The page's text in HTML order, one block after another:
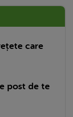
care
post de te